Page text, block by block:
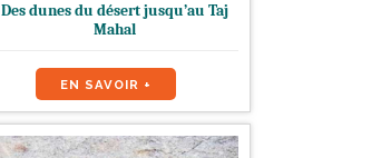
Des dunes du désert jusqu’au Taj
Mahal
EN SAVOIR +